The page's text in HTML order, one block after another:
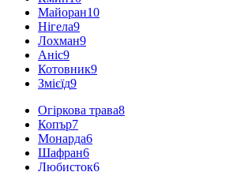
Майоран10
Нігела9
Лохман9
Аніс9
Котовник9
Змієїд9
Огіркова трава8
Копър7
Монарда6
Шафран6
Любисток6